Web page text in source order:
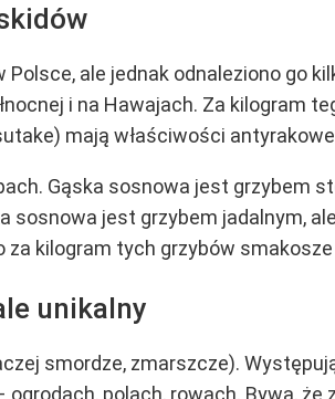
Polsce, ale jednak odnaleziono go
i na Hawajach. Za kilogram
mają właściwości
Gąska sosnowa jest grzybem
sosnowa jest grzybem jadalnym,
kilogram tych grzybów
unikalny
smordze, zmarszcze).
polach, rowach. Bywa,